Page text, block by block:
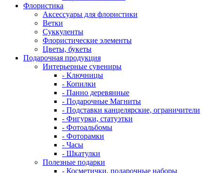
Флористика
Аксессуары для флористики
Ветки
Суккуленты
Флористические элементы
Цветы, букеты
Подарочная продукция
Интерьерные сувениры
- Ключницы
- Копилки
- Панно деревянные
- Подарочные Магниты
- Подставки канцелярские, ограничители
- Фигурки, статуэтки
- Фотоальбомы
- Фоторамки
- Часы
- Шкатулки
Полезные подарки
- Косметички, подарочные наборы